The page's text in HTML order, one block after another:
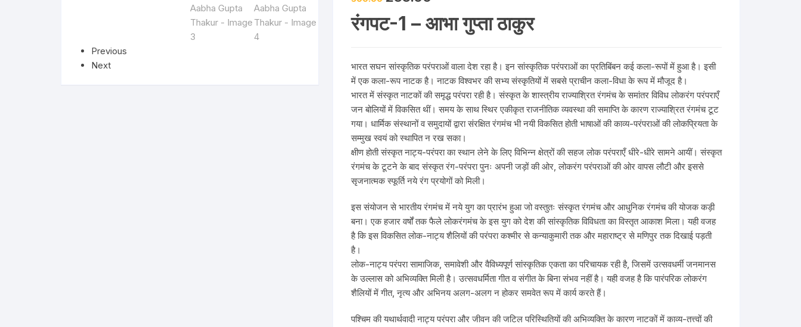
Biography & Autobiography
Thoughts & Social Science
More–>
Previous
Next
रंगपट-1 – आभा गुप्ता ठाकुर
भारत सघन सांस्कृतिक परंपराओं वाला देश रहा है। इन सांस्कृतिक परंपराओं का प्रतिबिंबन कई कला-रूपों में हुआ है। इसी
में एक कला-रूप नाटक है। नाटक विश्वभर की सभ्य संस्कृतियों में सबसे प्राचीन कला-विधा के रूप में मौजूद है।
भारत में संस्कृत नाटकों की समृद्ध परंपरा रही है। संस्कृत के शास्त्रीय राज्याश्रित रंगमंच के समांतर विविध लोकरंग परंपराएँ
जन बोलियों में विकसित थीं। समय के साथ स्थिर एकीकृत राजनीतिक व्यवस्था की समाप्ति के कारण राज्याश्रित रंगमंच टूट
गया। धार्मिक संस्थानों व समुदायों द्वारा संरक्षित रंगमंच भी नयी विकसित होती भाषाओं की काव्य-परंपराओं की लोकप्रियता के
सम्मुख स्वयं को स्थापित न रख सका।
क्षीण होती संस्कृत नाट्य-परंपरा का स्थान लेने के लिए विभिन्न क्षेत्रों की सहज लोक परंपराएँ धीरे-धीरे सामने आयीं। संस्कृत
रंगमंच के टूटने के बाद संस्कृत रंग-परंपरा पुनः अपनी जड़ों की ओर, लोकरंग परंपराओं की ओर वापस लौटी और इससे
सृजनात्मक स्फूर्ति नये रंग प्रयोगों को मिली।
इस संयोजन से भारतीय रंगमंच में नये युग का प्रारंभ हुआ जो वस्तुतः संस्कृत रंगमंच और आधुनिक रंगमंच की योजक कड़ी
बना। एक हजार वर्षों तक फैले लोकरंगमंच के इस युग को देश की सांस्कृतिक विविधता का विस्तृत आकाश मिला। यही वजह
है कि इस विकसित लोक-नाट्य शैलियों की परंपरा कश्मीर से कन्याकुमारी तक और महाराष्ट्र से मणिपुर तक दिखाई पड़ती
है।
लोक-नाट्य परंपरा सामाजिक, समावेशी और वैविध्यपूर्ण सांस्कृतिक एकता का परिचायक रही है, जिसमें उत्सवधर्मी जनमानस
के उल्लास को अभिव्यक्ति मिली है। उत्सवधर्मिता गीत व संगीत के बिना संभव नहीं है। यही वजह है कि पारंपरिक लोकरंग
शैलियों में गीत, नृत्य और अभिनय अलग-अलग न होकर समवेत रूप में कार्य करते हैं।
पश्चिम की यथार्थवादी नाट्य परंपरा और जीवन की जटिल परिस्थितियों की अभिव्यक्ति के कारण नाटकों में काव्य-तत्त्वों की